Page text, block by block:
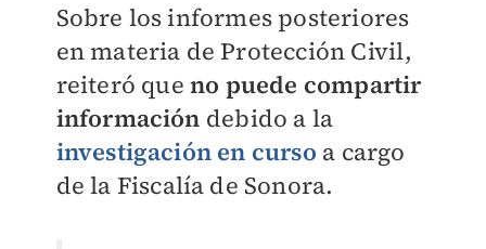
Sobre los informes posteriores
en materia de Protección Civil,
reiteró que no puede compartir
información debido a la
investigación en curso a cargo
de la Fiscalía de Sonora.